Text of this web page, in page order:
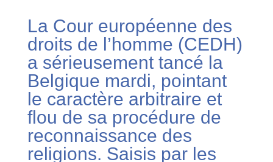
La Cour européenne des
droits de l’homme (CEDH)
a sérieusement tancé la
Belgique mardi, pointant
le caractère arbitraire et
flou de sa procédure de
reconnaissance des
religions. Saisis par les